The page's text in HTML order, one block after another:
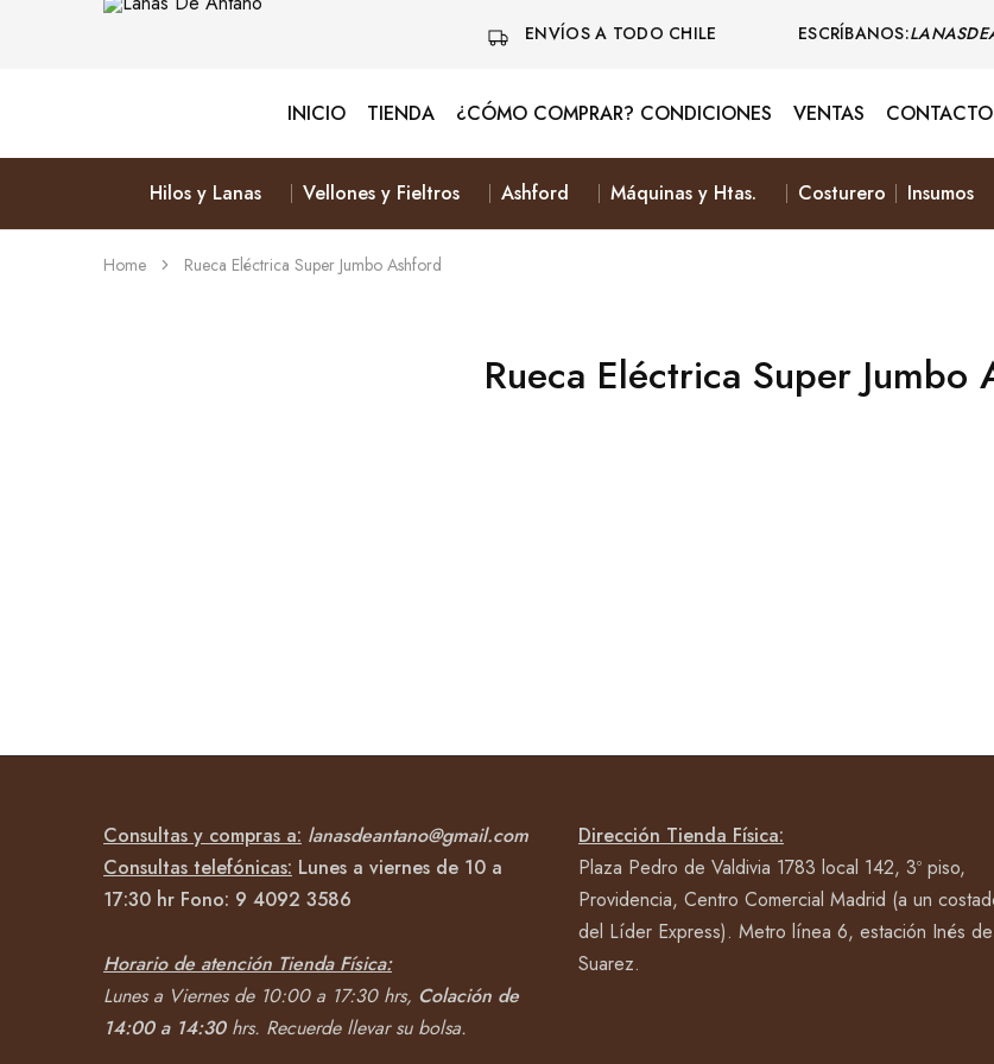
ENVÍOS A TODO CHILE ESCRÍBANOS:
Antaño
&
INICIO TIENDA ¿CÓMO COMPRAR? CONDICIONES VENTAS CONTACTO
Hilos y Lanas Vellones y Fieltros Ashford Máquinas y Htas. Costurero Insumos
Home Rueca Eléctrica Super Jumbo Ashford
Rueca Eléctrica Super Jumbo
Consultas y compras a: lanasdeantano@gmail.com
Consultas telefónicas: Lunes a viernes de 10 a
17:30 hr Fono: 9 4092 3586
Horario de atención Tienda Física:
Lunes a Viernes de 10:00 a 17:30 hrs, Colación de
14:00 a 14:30hrs. Recuerde llevar su bolsa.
Dirección Tienda Física:
Plaza Pedro de Valdivia 1783 local 142, 3º piso,
Providencia, Centro Comercial Madrid (a un
del Líder Express). Metro línea 6, estación Inés de
Suarez.